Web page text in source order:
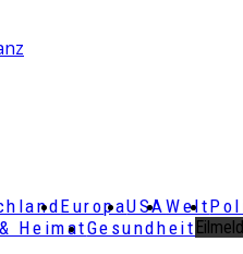
EuropaUSAWelt
HeimatGesundheit